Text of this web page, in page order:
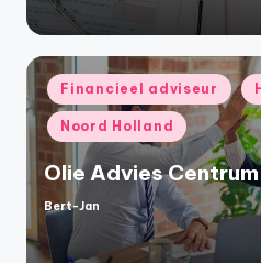
Geplaatst
in
Financieel adviseur
Noord Holland
Olie Advies
Geplaatst
door
Bert-Jan